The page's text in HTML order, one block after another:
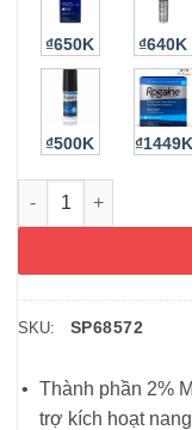
₫650K ₫640K
₫500K ₫1449K
Gel mọc tóc dành
SKU: SP68572
Thành phần 2%
trợ kích hoạt